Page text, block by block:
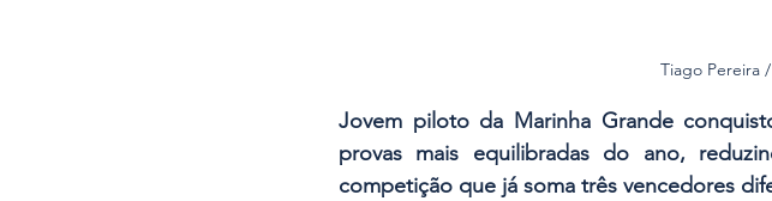
Tiago Pereira
Jovem piloto da Marinha Grande
provas mais equilibradas do ano,
competição que já soma três vencedores